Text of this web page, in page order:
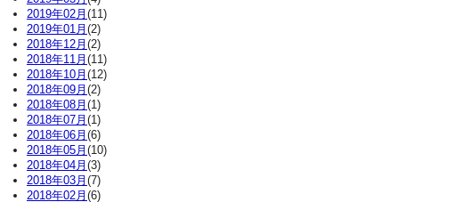
2019年02月 (11)
2019年01月 (2)
2018年12月 (2)
2018年11月 (11)
2018年10月 (12)
2018年09月 (2)
2018年08月 (1)
2018年07月 (1)
2018年06月 (6)
2018年05月 (10)
2018年04月 (3)
2018年03月 (7)
2018年02月 (6)